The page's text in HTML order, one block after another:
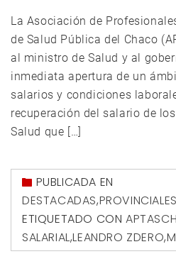
La Asociación de
de Salud Pública del Chaco
al ministro de Salud y al
inmediata apertura de un
salarios y condiciones
recuperación del salario de
Salud que […]
PUBLICADA EN
DESTACADAS,PROVINCIALES
ETIQUETADO CON
SALARIAL,LEANDRO ZDERO,